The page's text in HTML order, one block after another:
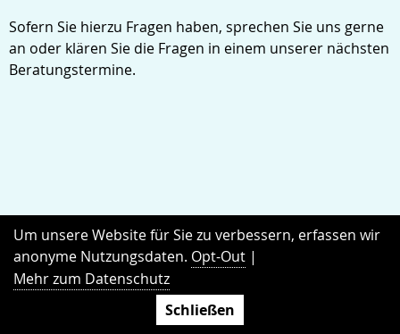
Sofern Sie hierzu Fragen haben, sprechen Sie uns gerne
an oder klären Sie die Fragen in einem unserer nächsten
Beratungstermine.
Um unsere Website für Sie zu verbessern, erfassen wir
anonyme Nutzungsdaten. Opt-Out |
Mehr zum Datenschutz
Schließen